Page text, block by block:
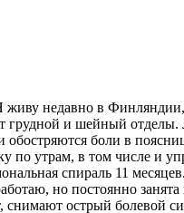
недавно в
и шейный
боли в
утрам, в том числе и
спираль 11
но постоянно занята
острый болевой